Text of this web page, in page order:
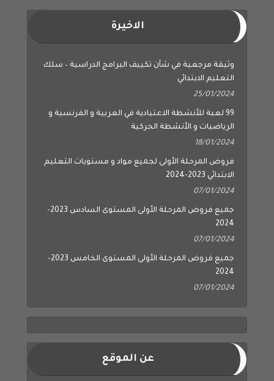
الاخيرة
وثيقة مرجعية في شأن تكييف البرامج الدراسية – سلك
التعليم الابتدائي
25/01/2024
99 لعبة للأنشطة الاعتيادية في العربية و الفرنسية و
الرياضيات و الأنشطة الحركية
18/01/2024
فروض المرحلة الأولى لجميع مواد و مستويات التعليم
الابتدائي 2023-2024
07/01/2024
جميع فروض المرحلة الأولى المستوى السادس 2023-
2024
07/01/2024
جميع فروض المرحلة الأولى المستوى الخامس 2023-
2024
07/01/2024
عن الموقع